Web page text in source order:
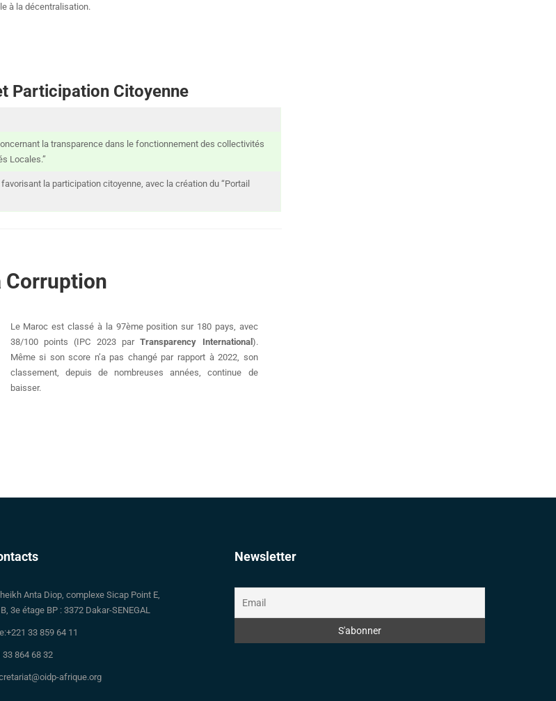
à la décentralisation.
Participation Citoyenne
la transparence dans le fonctionnement des collectivités
Locales.”
la participation citoyenne, avec la création du “Portail
Corruption
Le Maroc est classé à la 97ème position sur 180 pays, avec
38/100 points (IPC 2023 parTransparency International ).
Même si son score n’a pas changé par rapport à 2022, son
classement, depuis de nombreuses années, continue de
baisser.
Anta Diop, complexe Sicap Point E,
3e étage BP : 3372 Dakar-SENEGAL
33 859 64 11
33 864 68 32
afrique.org
Newsletter